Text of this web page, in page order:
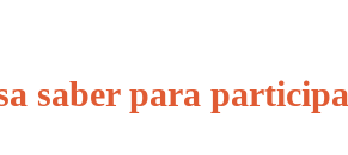
saber para